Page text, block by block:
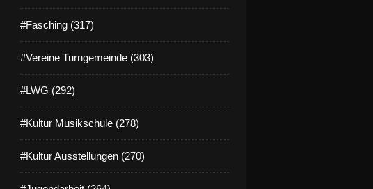
#Fasching (317)
#Vereine Turngemeinde (303)
#LWG (292)
#Kultur Musikschule (278)
#Kultur Ausstellungen (270)